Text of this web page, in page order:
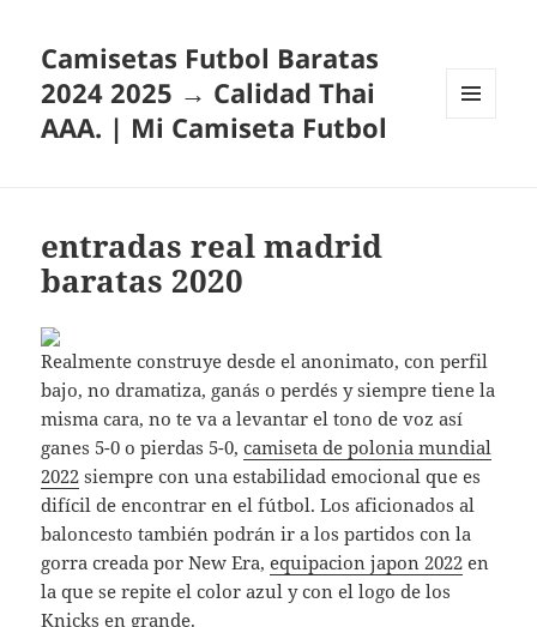
Camisetas Futbol Baratas
2024 2025 → Calidad Thai
AAA. | Mi Camiseta Futbol
entradas real madrid
baratas 2020
Realmente construye desde el anonimato, con perfil
bajo, no dramatiza, ganás o perdés y siempre tiene la
misma cara, no te va a levantar el tono de voz así
ganes 5-0 o pierdas 5-0,camiseta de polonia mundial
2022 siempre con una estabilidad emocional que es
difícil de encontrar en el fútbol. Los aficionados al
baloncesto también podrán ir a los partidos con la
gorra creada por New Era,equipacion japon 2022 en
la que se repite el color azul y con el logo de los
Knicks en grande.